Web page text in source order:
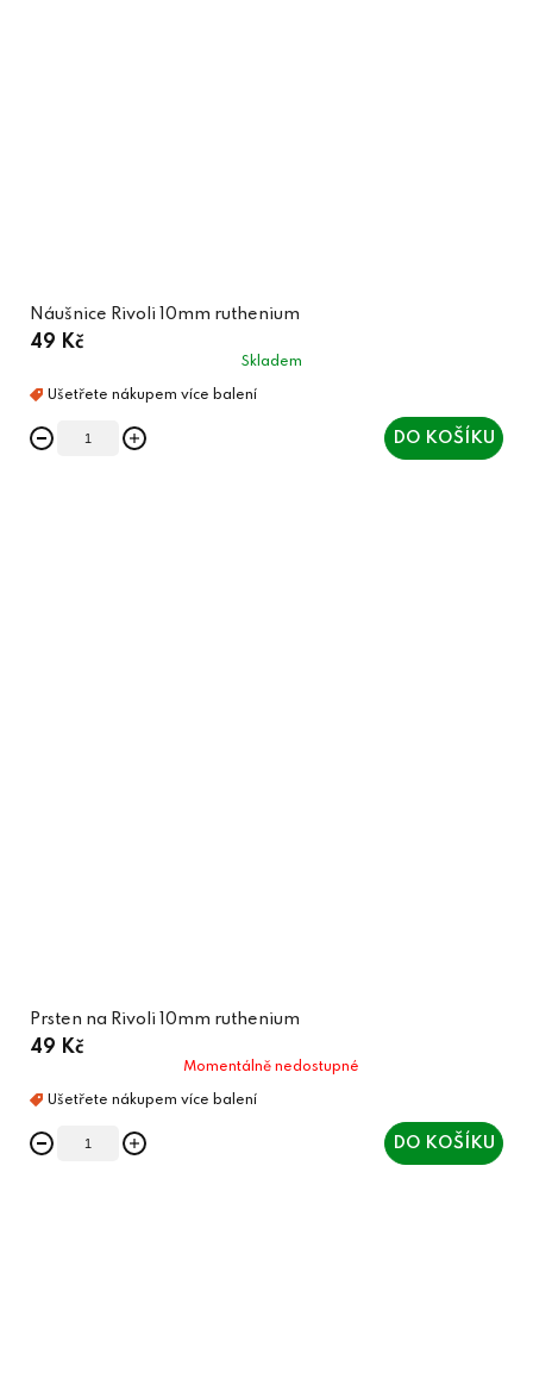
Náušnice Rivoli 10mm ruthenium
49 Kč
Skladem
DO KOŠÍKU
Prsten na Rivoli 10mm ruthenium
49 Kč
Momentálně nedostupné
DO KOŠÍKU